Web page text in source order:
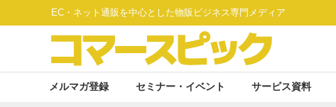
EC・ネット通販を中心とした物販ビジネス専門メディア
メルマガ登録 セミナー・イベント サービス資料